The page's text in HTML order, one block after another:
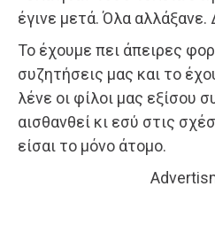
έγινε μετά. Όλα
Το έχουμε πει άπειρες
συζητήσεις μας και το
λένε οι φίλοι μας εξίσου
αισθανθεί κι εσύ στις
είσαι το μόνο άτομο.